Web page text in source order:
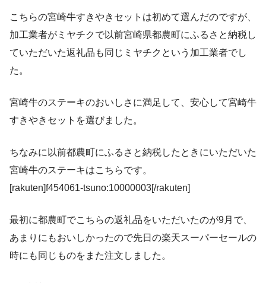
こちらの宮崎牛すきやきセットは初めて選んだのですが、
加工業者がミヤチクで以前宮崎県都農町にふるさと納税し
ていただいた返礼品も同じミヤチクという加工業者でし
た。
宮崎牛のステーキのおいしさに満足して、安心して宮崎牛
すきやきセットを選びました。
ちなみに以前都農町にふるさと納税したときにいただいた
宮崎牛のステーキはこちらです。
[rakuten]f454061-tsuno:10000003[/rakuten]
最初に都農町でこちらの返礼品をいただいたのが9月で、
あまりにもおいしかったので先日の楽天スーパーセールの
時にも同じものをまた注文しました。